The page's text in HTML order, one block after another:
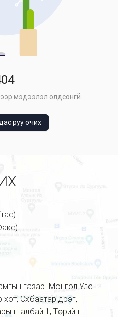
мэдээлэл олдсонгүй.
руу очих
газар. Монгол Улс
Сүхбаатар дүүрэг,
талбай 1, Төрийн